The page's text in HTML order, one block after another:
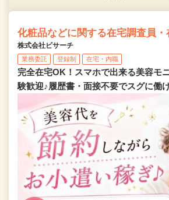
化粧品などに関する在宅調査員
株式会社ビサーチ
業務委託 登録制 在宅・内職
完全在宅OK！スマホで出来る美容モ
験歓迎♪履歴書・面接不要でスグに働